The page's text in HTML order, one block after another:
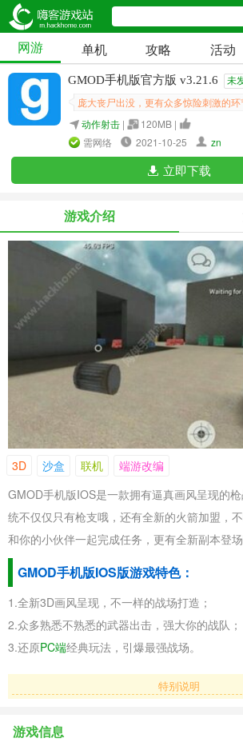
网游 单机 攻略 活动
GMOD手机版官方版 v3.21.6 未
庞大丧尸出没，更有众多惊险刺激的环
动作射击 |
120MB |
需网络
2021-10-25 zn
立即下载
游戏介绍
3D 沙盒 联机
端游改编
GMOD手机版IOS是一款拥有逼真画风呈现的
统不仅仅只有枪支哦，还有全新的火箭加盟，
和你的小伙伴一起完成任务，更有全新副本登场
GMOD手机版IOS版游戏特色：
1.全新3D画风呈现，不一样的战场打造；
2.众多熟悉不熟悉的武器出击，强大你的战队；
3.还原PC端经典玩法，引爆最强战场。
特别说明
游戏信息